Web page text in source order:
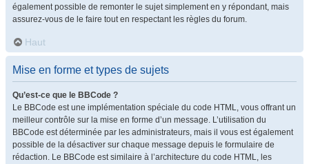
également possible de remonter le sujet simplement en y répondant, mais
assurez-vous de le faire tout en respectant les règles du forum.
Haut
Mise en forme et types de sujets
Qu’est-ce que le BBCode ?
Le BBCode est une implémentation spéciale du code HTML, vous offrant un
meilleur contrôle sur la mise en forme d’un message. L’utilisation du
BBCode est déterminée par les administrateurs, mais il vous est également
possible de la désactiver sur chaque message depuis le formulaire de
rédaction. Le BBCode est similaire à l’architecture du code HTML, les